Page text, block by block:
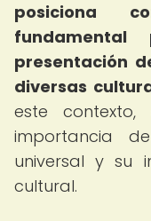
posiciona
presentación
diversas
este
importancia
universal y su
cultural.